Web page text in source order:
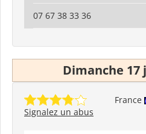
07 67 38 33 36
Dimanche 17
France
Signalez un abus